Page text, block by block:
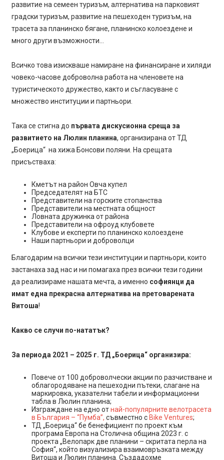
развитие на семеен туризъм, алтернатива на парковият
градски туризъм, развитие на пешеходен туризъм, на
трасета за планинско бягане, планинско колоездене и
много други възможности…
Всичко това изискваше намиране на финансиране и хиляди
човеко-часове доброволна работа на членовете на
туристическото дружество, както и съгласуване с
множество институции и партньори.
Така се стигна до първата дискусионна среща за
развитието на Люлин планина, организирана от ТД
„Боерица“ на хижа Бонсови поляни. На срещата
присъстваха:
Кметът на район Овча купел
Председателят на БТС
Представители на горските стопанства
Представители на местната общност
Ловната дружинка от района
Представители на офроуд клубовете
Клубове и експерти по планинско колоездене
Наши партньори и доброволци
Благодарим на всички тези институции и партньори, които
застанаха зад нас и ни помагаха през всички тези години
да реализираме нашата мечта, а именно софиянци да
имат една прекрасна алтернатива на претоварената
Витоша!
Какво се случи по-нататък?
За периода 2021 – 2025 г. ТД „Боерица“ организира:
Повече от 100 доброволчески акции по разчистване и
облагородяване на пешеходни пътеки, слагане на
маркировка, указателни табели и информационни
табла в Люлин планина;
Изграждане на едно отнай-популярните велотрасета
в България – “Пумба”, съвместно с Bike Ventures;
ТД „Боерица“ бе бенефициент по проект към
програма Европа на Столична община 2023 г. с
проекта „Велопарк две планини – скритата перла на
София“, който визуализира взаимовръзката между
Витоша и Люлин планина. Създадохме